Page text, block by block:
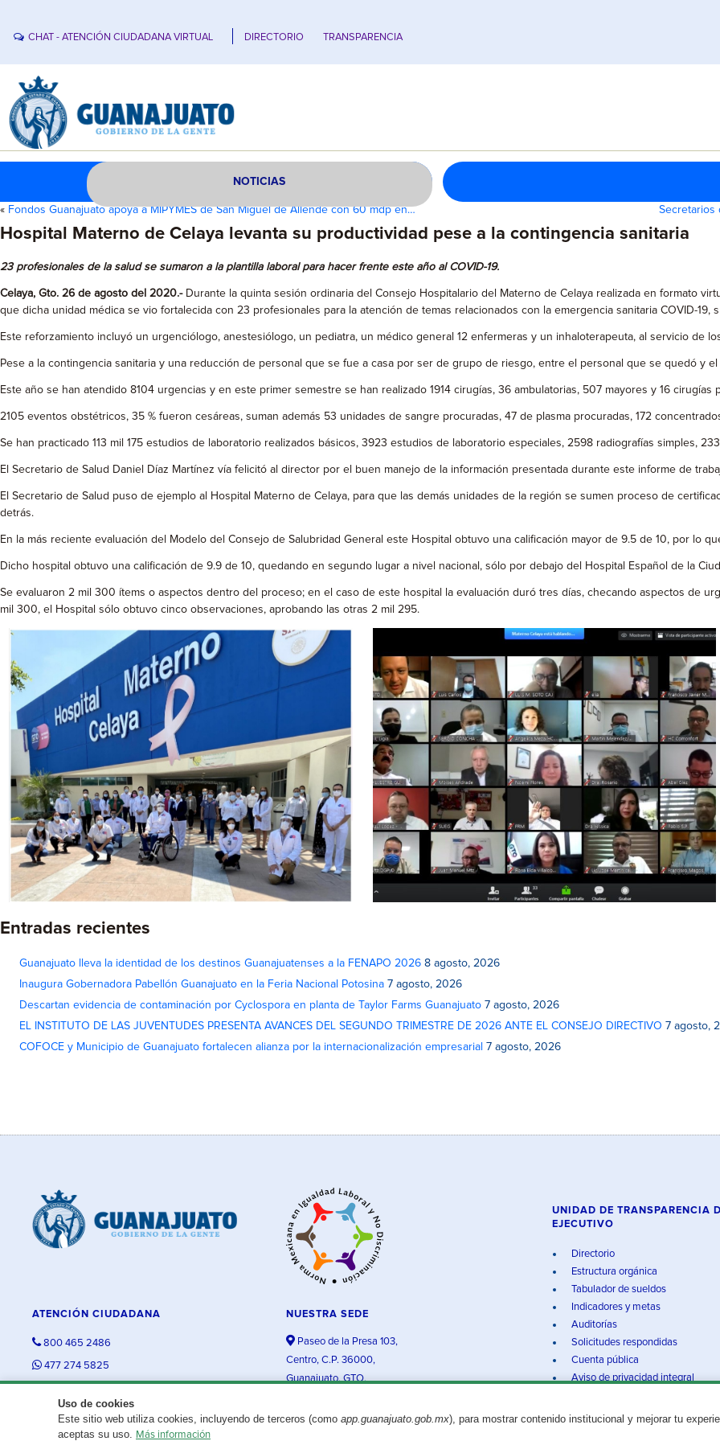
CHAT - ATENCIÓN CIUDADANA VIRTUAL DIRECTORIO TRANSPARENCIA
NOTICIAS
« Fondos Guanajuato apoya a MIPYMES de San Miguel de Allende con 60 mdp en… Secretarios
Hospital Materno de Celaya levanta su productividad pese a la contingencia sanitaria
23 profesionales de la salud se sumaron a la plantilla laboral para hacer frente este año al COVID-19.
Celaya, Gto. 26 de agosto del 2020.- Durante la quinta sesión ordinaria del Consejo Hospitalario del Materno de Celaya realizada en formato
que dicha unidad médica se vio fortalecida con 23 profesionales para la atención de temas relacionados con la emergencia sanitaria COVID-
Este reforzamiento incluyó un urgenciólogo, anestesiólogo, un pediatra, un médico general 12 enfermeras y un inhaloterapeuta, al servicio de
Pese a la contingencia sanitaria y una reducción de personal que se fue a casa por ser de grupo de riesgo, entre el personal que se quedó y
Este año se han atendido 8104 urgencias y en este primer semestre se han realizado 1914 cirugías, 36 ambulatorias, 507 mayores y 16 cirugías
2105 eventos obstétricos, 35 % fueron cesáreas, suman además 53 unidades de sangre procuradas, 47 de plasma procuradas, 172
Se han practicado 113 mil 175 estudios de laboratorio realizados básicos, 3923 estudios de laboratorio especiales, 2598 radiografías simples,
El Secretario de Salud Daniel Díaz Martínez vía felicitó al director por el buen manejo de la información presentada durante este informe de
El Secretario de Salud puso de ejemplo al Hospital Materno de Celaya, para que las demás unidades de la región se sumen proceso de
detrás.
En la más reciente evaluación del Modelo del Consejo de Salubridad General este Hospital obtuvo una calificación mayor de 9.5 de 10, por lo
Dicho hospital obtuvo una calificación de 9.9 de 10, quedando en segundo lugar a nivel nacional, sólo por debajo del Hospital Español de la
Se evaluaron 2 mil 300 ítems o aspectos dentro del proceso; en el caso de este hospital la evaluación duró tres días, checando aspectos de
mil 300, el Hospital sólo obtuvo cinco observaciones, aprobando las otras 2 mil 295.
Entradas recientes
Guanajuato lleva la identidad de los destinos Guanajuatenses a la FENAPO 2026 8 agosto, 2026
Inaugura Gobernadora Pabellón Guanajuato en la Feria Nacional Potosina 7 agosto, 2026
Descartan evidencia de contaminación por Cyclospora en planta de Taylor Farms Guanajuato 7 agosto, 2026
EL INSTITUTO DE LAS JUVENTUDES PRESENTA AVANCES DEL SEGUNDO TRIMESTRE DE 2026 ANTE EL CONSEJO DIRECTIVO 7 agosto,
COFOCE y Municipio de Guanajuato fortalecen alianza por la internacionalización empresarial 7 agosto, 2026
Uso de cookies
Este sitio web utiliza cookies, incluyendo de terceros (como app.guanajuato.gob.mx), para mostrar contenido institucional y mejorar tu
aceptas su uso. Más información
ATENCIÓN CIUDADANA
800 465 2486
477 274 5825
NUESTRA SEDE
Paseo de la Presa 103,
Centro, C.P. 36000,
Guanajuato, GTO.
UNIDAD DE TRANSPARENCIA
EJECUTIVO
Directorio
Estructura orgánica
Tabulador de sueldos
Indicadores y metas
Auditorías
Solicitudes respondidas
Cuenta pública
Aviso de privacidad integral
¿Existe algún problema con esta página?Repórtalo aquí. Aviso legal© 2025 Gobierno del Estado de Guanajuato